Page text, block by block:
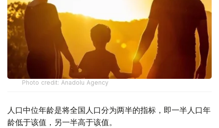
Photo credit: Anadolu Agency
人口中位年龄是将全国人口分为两半的指标，即一半人口年
龄低于该值，另一半高于该值。